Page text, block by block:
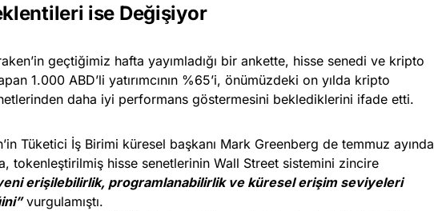
ise Değişiyor
geçtiğimiz hafta yayımladığı bir ankette, hisse senedi ve kripto
1.000 ABD’li yatırımcının %65’i, önümüzdeki on yılda kripto
daha iyi performans göstermesini beklediklerini ifade etti.
Tüketici İş Birimi küresel başkanı Mark Greenberg de temmuz ayında
tokenleştirilmiş hisse senetlerinin Wall Street sistemini zincire
erişilebilirlik, programlanabilirlik ve küresel erişim seviyeleri
vurgulamıştı.